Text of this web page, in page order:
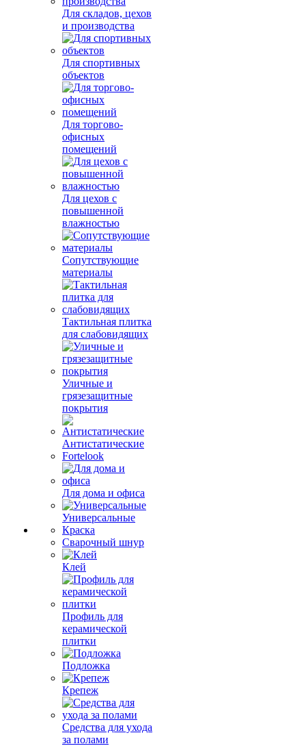
Для складов, цехов
и производства
Для спортивных
объектов
Для торгово-
офисных
помещений
Для цехов с
повышенной
влажностью
Сопутствующие
материалы
Тактильная плитка
для слабовидящих
Уличные и
грязезащитные
покрытия
Антистатические
Fortelook
Для дома и офиса
Универсальные
Краска
Сварочный шнур
Клей
Профиль для
керамической
плитки
Подложка
Крепеж
Средства для ухода
за полами